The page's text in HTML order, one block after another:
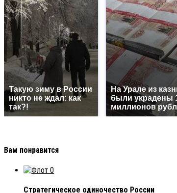
Такую зиму в России
никто не ждал: как
так?!
На Урале из
были украдены
миллионов
Вам понравится
0
Стратегическое одиночество России